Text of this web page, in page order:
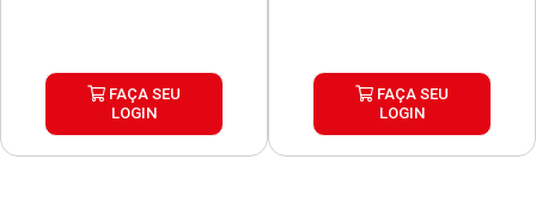
FAÇA SEU
LOGIN
FAÇA SEU
LOGIN